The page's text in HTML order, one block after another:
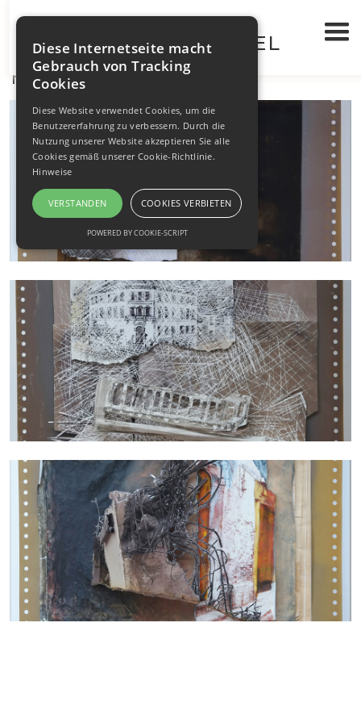
WALTRAUT BRÜGEL
KUNST UND LYRIK >
R. SCHNEIDER
Diese Internetseite macht
Gebrauch von Tracking
Cookies
Diese Website verwendet Cookies, um die
Benutzererfahrung zu verbessern. Durch die
Nutzung unserer Website akzeptieren Sie alle
Cookies gemäß unserer Cookie-Richtlinie.
Hinweise
VERSTANDEN COOKIES VERBIETEN
POWERED BY COOKIE-SCRIPT